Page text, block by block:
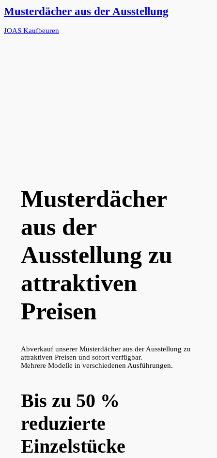
Musterdächer aus der Ausstellung
JOAS Kaufbeuren
Musterdächer
aus der
Ausstellung zu
attraktiven
Preisen
Abverkauf unserer Musterdächer aus der Ausstellung zu
attraktiven Preisen und sofort verfügbar.
Mehrere Modelle in verschiedenen Ausführungen.
Bis zu 50 %
reduzierte
Einzelstücke